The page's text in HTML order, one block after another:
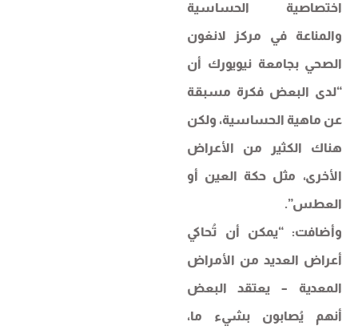
اختصاصية الحساسية
والمناعة في مركز لانغون
الصحي بجامعة نيويورك أن
“لدى البعض فكرة مسبقة
عن ماهية الحساسية، ولكن
هناك الكثير من الأعراض
الأخرى، مثل حكة العين أو
العطس”.
وأضافت: “يمكن أن تُحاكي
أعراض العديد من الأمراض
المعدية – يعتقد البعض
أنهم يُصابون بشيء ما،